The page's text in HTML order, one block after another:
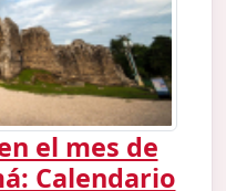
el mes de
Calendario